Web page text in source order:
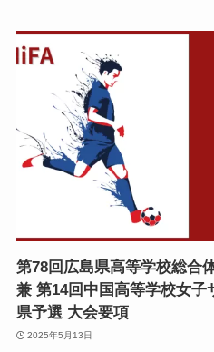
第78回広島県高等学校総合
兼 第14回中国高等学校女子
県予選 大会要項
2025年5月13日